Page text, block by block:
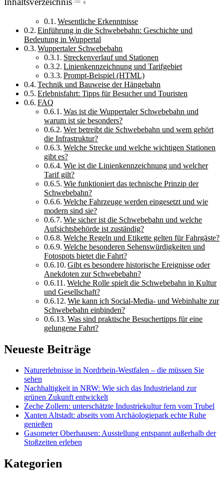
Wesentliche Erkenntnisse
Einführung in die Schwebebahn: Geschichte und
Bedeutung in Wuppertal
Wuppertaler Schwebebahn
Streckenverlauf und Stationen
Linienkennzeichnung und Tarifgebiet
Prompt-Beispiel (HTML)
Technik und Bauweise der Hängebahn
Erlebnisfahrt: Tipps für Besucher und Touristen
FAQ
Was ist die Wuppertaler Schwebebahn und
warum ist sie besonders?
Wer betreibt die Schwebebahn und wem gehört
die Infrastruktur?
Welche Strecke und welche wichtigen Stationen
gibt es?
Wie ist die Linienkennzeichnung und welcher
Tarif gilt?
Wie funktioniert das technische Prinzip der
Schwebebahn?
Welche Fahrzeuge werden eingesetzt und wie
modern sind sie?
Wie sicher ist die Schwebebahn und welche
Aufsichtsbehörde ist zuständig?
Welche Regeln und Etikette gelten für Fahrgäste?
Welche besonderen Sehenswürdigkeiten und
Fotospots bietet die Fahrt?
Gibt es besondere historische Ereignisse oder
Anekdoten zur Schwebebahn?
Welche Rolle spielt die Schwebebahn in Kultur
und Gesellschaft?
Wie kann ich Social-Media- und Webinhalte zur
Schwebebahn einbinden?
Was sind praktische Besuchertipps für eine
gelungene Fahrt?
Neueste Beiträge
Naturerlebnisse in Nordrhein-Westfalen – die müssen Sie
sehen
Nachhaltigkeit in NRW: Wie sich das Industrieland zur
grünen Zukunft entwickelt
Zeche Zollern: unterschätzte Industriekultur fern vom Trubel
Xanten Altstadt: abseits vom Archäologiepark echte Ruhe
genießen
Gasometer Oberhausen: Ausstellung entspannt außerhalb der
Stoßzeiten erleben
Kategorien